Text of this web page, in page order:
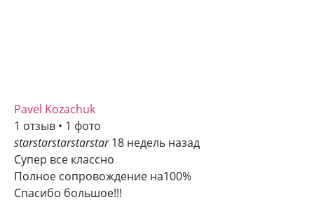
Pavel Kozachuk
1 отзыв • 1 фото
starstarstarstarstar 18 недель назад
Супер все классно
Полное сопровождение на100%
Спасибо большое!!!